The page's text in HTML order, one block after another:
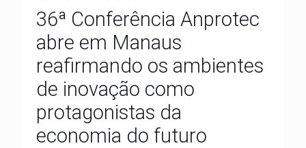
36ª Conferência Anprotec
abre em Manaus
reafirmando os ambientes
de inovação como
protagonistas da
economia do futuro